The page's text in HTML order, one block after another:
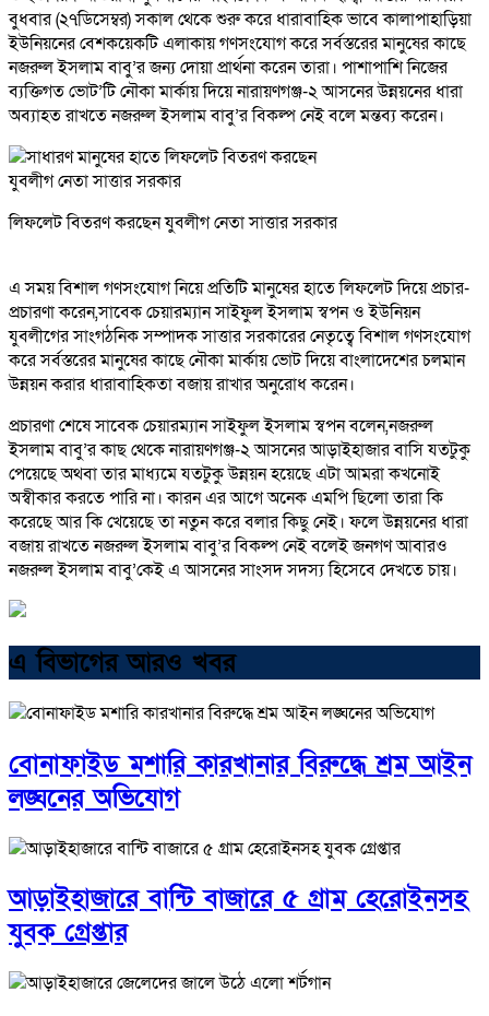
বুধবার (২৭ডিসেম্বর) সকাল থেকে শুরু করে ধারাবাহিক ভাবে কালাপাহাড়িয়া
ইউনিয়নের বেশকয়েকটি এলাকায় গণসংযোগ করে সর্বস্তরের মানুষের কাছে
নজরুল ইসলাম বাবু’র জন্য দোয়া প্রার্থনা করেন তারা। পাশাপাশি নিজের
ব্যক্তিগত ভোট’টি নৌকা মার্কায় দিয়ে নারায়ণগঞ্জ-২ আসনের উন্নয়নের ধারা
অব্যাহত রাখতে নজরুল ইসলাম বাবু’র বিকল্প নেই বলে মন্তব্য করেন।
লিফলেট বিতরণ করছেন যুবলীগ নেতা সাত্তার সরকার
এ সময় বিশাল গণসংযোগ নিয়ে প্রতিটি মানুষের হাতে লিফলেট দিয়ে প্রচার-
প্রচারণা করেন,সাবেক চেয়ারম্যান সাইফুল ইসলাম স্বপন ও ইউনিয়ন
যুবলীগের সাংগঠনিক সম্পাদক সাত্তার সরকারের নেতৃত্বে বিশাল গণসংযোগ
করে সর্বস্তরের মানুষের কাছে নৌকা মার্কায় ভোট দিয়ে বাংলাদেশের চলমান
উন্নয়ন করার ধারাবাহিকতা বজায় রাখার অনুরোধ করেন।
প্রচারণা শেষে সাবেক চেয়ারম্যান সাইফুল ইসলাম স্বপন বলেন,নজরুল
ইসলাম বাবু’র কাছ থেকে নারায়ণগঞ্জ-২ আসনের আড়াইহাজার বাসি যতটুকু
পেয়েছে অথবা তার মাধ্যমে যতটুকু উন্নয়ন হয়েছে এটা আমরা কখনোই
অস্বীকার করতে পারি না। কারন এর আগে অনেক এমপি ছিলো তারা কি
করেছে আর কি খেয়েছে তা নতুন করে বলার কিছু নেই। ফলে উন্নয়নের ধারা
বজায় রাখতে নজরুল ইসলাম বাবু’র বিকল্প নেই বলেই জনগণ আবারও
নজরুল ইসলাম বাবু’কেই এ আসনের সাংসদ সদস্য হিসেবে দেখতে চায়।
এ বিভাগের আরও খবর
বোনাফাইড মশারি কারখানার বিরুদ্ধে শ্রম আইন
লঙ্ঘনের অভিযোগ
আড়াইহাজারে বান্টি বাজারে ৫ গ্রাম হেরোইনসহ
যুবক গ্রেপ্তার